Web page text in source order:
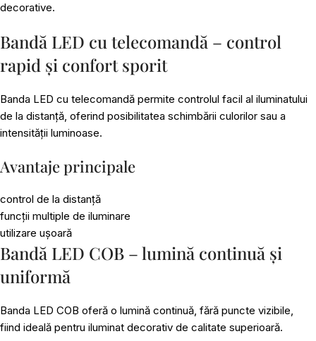
decorative.
Bandă LED cu telecomandă – control
rapid și confort sporit
Banda LED cu telecomandă permite controlul facil al iluminatului
de la distanță, oferind posibilitatea schimbării culorilor sau a
intensității luminoase.
Avantaje principale
control de la distanță
funcții multiple de iluminare
utilizare ușoară
Bandă LED COB – lumină continuă și
uniformă
Banda LED COB oferă o lumină continuă, fără puncte vizibile,
fiind ideală pentru iluminat decorativ de calitate superioară.